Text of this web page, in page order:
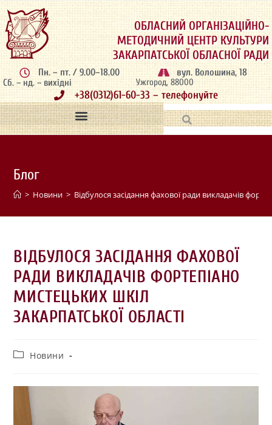
ОБЛАСНИЙ ОРГАНІЗАЦІЙНО-
МЕТОДИЧНИЙ ЦЕНТР КУЛЬТУРИ
ЗАКАРПАТСЬКОЇ ОБЛАСНОЇ РАДИ
Пн. – пт. / 9.00–18.00
Сб. – нд. – вихідні
вул. Волошина, 18
Ужгород, 88000
+38(0312)61-60-33 – телефонуйте
Блог
> Новини > Відбулося засідання фахової ради викладачів
ВІДБУЛОСЯ ЗАСІДАННЯ ФАХОВОЇ
РАДИ ВИКЛАДАЧІВ ФОРТЕПІАНО
МИСТЕЦЬКИХ ШКІЛ
ЗАКАРПАТСЬКОЇ ОБЛАСТІ
Новини